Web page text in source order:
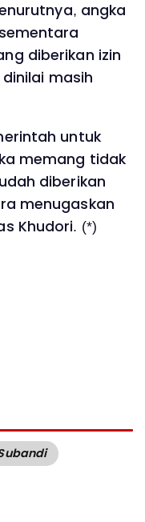
angka
diberikan izin
masih
untuk
memang tidak
diberikan
menugaskan
Khudori. (*)